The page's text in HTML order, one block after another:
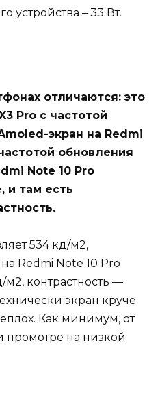
устройства – 33 Вт.
отличаются: это
Pro с частотой
экран на Redmi
обновления
Note 10 Pro
и там есть
534 кд/м2,
на Redmi Note 10 Pro
контрастность —
экран круче
Как минимум, от
промотре на низкой